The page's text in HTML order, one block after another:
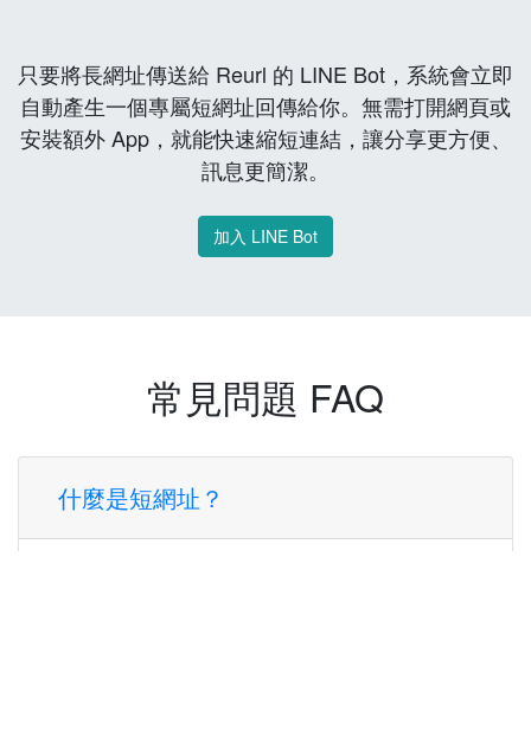
只要將長網址傳送給 Reurl 的 LINE Bot，系統會立即
自動產生一個專屬短網址回傳給你。無需打開網頁或
安裝額外 App，就能快速縮短連結，讓分享更方便、
訊息更簡潔。
加入 LINE Bot
常見問題 FAQ
什麼是短網址？